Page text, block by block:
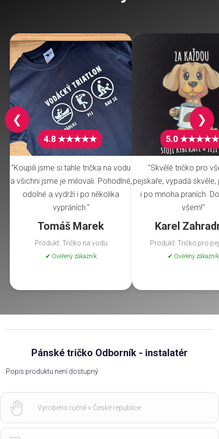
4.8 ★★★★★
"Koupili jsme si tahle trička na vodu
a všichni jsme je milovali. Pohodlné,
odolné a vydrží i po několika
vypráních."
Tomáš Marek
Produkt: Tričko na vodu
✔ Ověřený zákazník
5.0 ★★★★★
"Skvělé tričko pro
pejskaře, vypadá
i po mnoha praních.
všem!"
Karel
Produkt: Tričko pro
✔ Ověřený zákazník
❮ ❯
Pánské tričko Odborník - instalatér
Popis produktu není dostupný
Vyrobeno ručně v České republice